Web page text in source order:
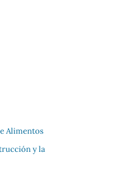
Alimentos
y la